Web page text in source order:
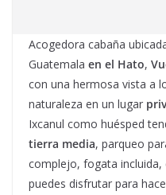
Acogedora cabaña
Guatemala en el Hato,
con una hermosa vista a
naturaleza en un lugar
Ixcanul como huésped
tierra media, parqueo
complejo, fogata incluida,
puedes disfrutar para